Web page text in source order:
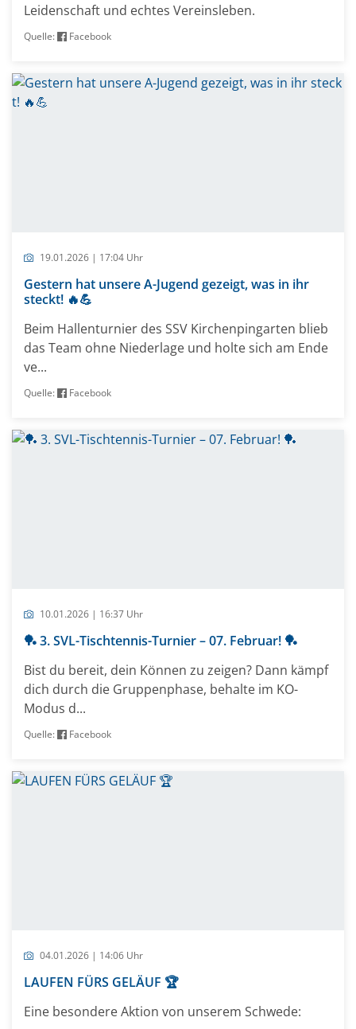
Leidenschaft und echtes Vereinsleben.
Quelle: Facebook
19.01.2026 | 17:04 Uhr
Gestern hat unsere A-Jugend gezeigt, was in ihr
steckt! 🔥💪
Beim Hallenturnier des SSV Kirchenpingarten blieb
das Team ohne Niederlage und holte sich am Ende
ve...
Quelle: Facebook
10.01.2026 | 16:37 Uhr
🏓 3. SVL-Tischtennis-Turnier – 07. Februar! 🏓
Bist du bereit, dein Können zu zeigen? Dann kämpf
dich durch die Gruppenphase, behalte im KO-
Modus d...
Quelle: Facebook
04.01.2026 | 14:06 Uhr
LAUFEN FÜRS GELÄUF 🏆
Eine besondere Aktion von unserem Schwede: